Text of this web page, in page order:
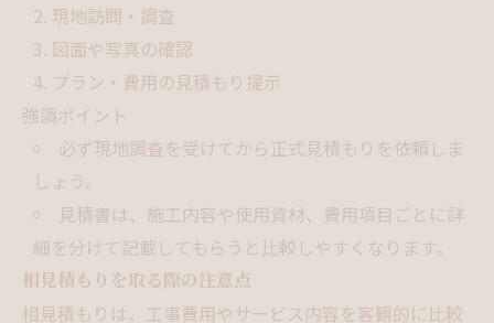
現地訪問・調査
図面や写真の確認
プラン・費用の見積もり提示
強調ポイント
必ず現地調査を受けてから正式見積もりを依頼しま
しょう。
見積書は、施工内容や使用資材、費用項目ごとに詳
細を分けて記載してもらうと比較しやすくなります。
相見積もりを取る際の注意点
相見積もりは、工事費用やサービス内容を客観的に比較